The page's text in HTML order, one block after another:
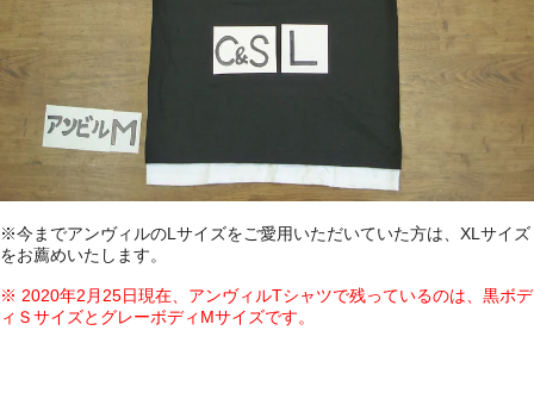
※今までアンヴィルのLサイズをご愛用いただいていた方は、XLサイズ
をお薦めいたします。
※ 2020年2月25日現在、アンヴィルTシャツで残っているのは、黒ボデ
ィＳサイズとグレーボディMサイズです。